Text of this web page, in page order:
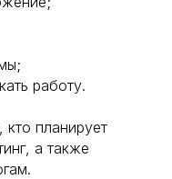
работу.
планирует
а также